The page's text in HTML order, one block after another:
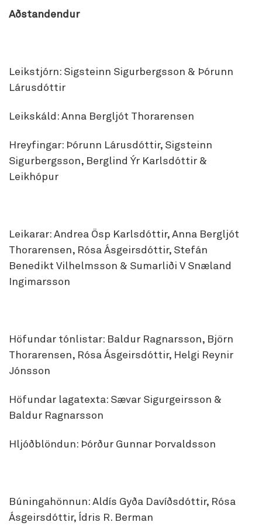
Aðstandendur
Leikstjórn: Sigsteinn Sigurbergsson & Þórunn
Lárusdóttir
Leikskáld: Anna Bergljót Thorarensen
Hreyfingar: Þórunn Lárusdóttir, Sigsteinn
Sigurbergsson, Berglind Ýr Karlsdóttir &
Leikhópur
Leikarar: Andrea Ösp Karlsdóttir, Anna Bergljót
Thorarensen, Rósa Ásgeirsdóttir, Stefán
Benedikt Vilhelmsson & Sumarliði V Snæland
Ingimarsson
Höfundar tónlistar: Baldur Ragnarsson, Björn
Thorarensen, Rósa Ásgeirsdóttir, Helgi Reynir
Jónsson
Höfundar lagatexta: Sævar Sigurgeirsson &
Baldur Ragnarsson
Hljóðblöndun: Þórður Gunnar Þorvaldsson
Búningahönnun: Aldís Gyða Davíðsdóttir, Rósa
Ásgeirsdóttir, Ídris R. Berman